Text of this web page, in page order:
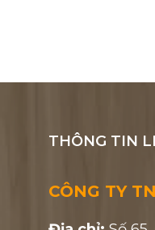
THÔNG TIN
CÔNG TY